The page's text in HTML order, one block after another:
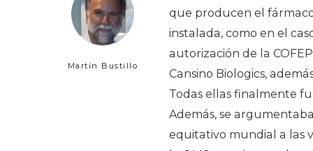
Martín Bustillo
que producen el
instalada, como en el
autorización de la
Cansino Biologics,
Todas ellas finalmente
Además, se
equitativo mundial a las